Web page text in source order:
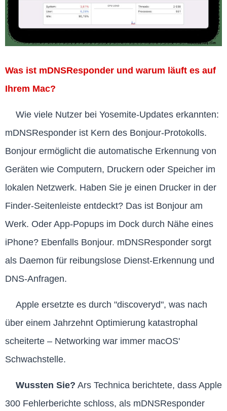
Was ist mDNSResponder und warum läuft es auf
Ihrem Mac?
Wie viele Nutzer bei Yosemite-Updates erkannten:
mDNSResponder ist Kern des Bonjour-Protokolls.
Bonjour ermöglicht die automatische Erkennung von
Geräten wie Computern, Druckern oder Speicher im
lokalen Netzwerk. Haben Sie je einen Drucker in der
Finder-Seitenleiste entdeckt? Das ist Bonjour am
Werk. Oder App-Popups im Dock durch Nähe eines
iPhone? Ebenfalls Bonjour. mDNSResponder sorgt
als Daemon für reibungslose Dienst-Erkennung und
DNS-Anfragen.
Apple ersetzte es durch "discoveryd", was nach
über einem Jahrzehnt Optimierung katastrophal
scheiterte – Networking war immer macOS'
Schwachstelle.
Wussten Sie? Ars Technica berichtete, dass Apple
300 Fehlerberichte schloss, als mDNSResponder